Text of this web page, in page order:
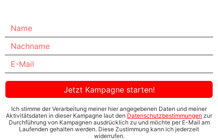
Jetzt Kampagne starten!
Ich stimme der Verarbeitung meiner hier angegebenen Daten und meiner
Aktivitätsdaten in dieser Kampagne laut den Datenschutzbestimmungen zur
Durchführung von Kampagnen ausdrücklich zu und möchte per E-Mail am
Laufenden gehalten werden. Diese Zustimmung kann ich jederzeit
widerrufen.